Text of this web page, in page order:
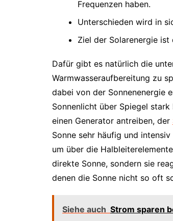
Frequenzen haben.
Unterschieden wird in
Ziel der Solarenergie ist
Dafür gibt es natürlich die
Warmwasseraufbereitung zu
dabei von der Sonnenenergie
Sonnenlicht über Spiegel
einen Generator antreiben, der
Sonne sehr häufig und
um über die
direkte Sonne, sondern sie
denen die Sonne nicht so oft
Siehe auch Strom sparen